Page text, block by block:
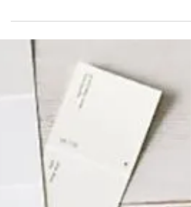
de vie ou de travail, l'emploi d'un architecte
d'intérieur peut avoir un impact..